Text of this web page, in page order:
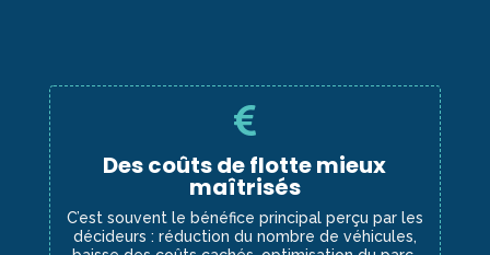

Des coûts de flotte mieux
maîtrisés
C’est souvent le bénéfice principal perçu par les
décideurs : réduction du nombre de véhicules,